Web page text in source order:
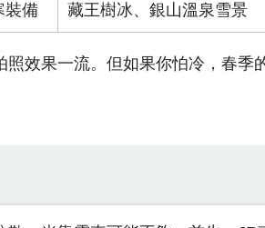
裝備 藏王樹冰、銀山溫泉雪景
效果一流。但如果你怕冷，春季